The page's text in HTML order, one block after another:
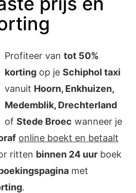
Profiteer van tot 50%
korting op je Schiphol taxi
vanuit Hoorn, Enkhuizen,
Medemblik, Drechterland
of Stede Broec wanneer je
online boekt en betaalt
ritten binnen 24 uur boek
met
.